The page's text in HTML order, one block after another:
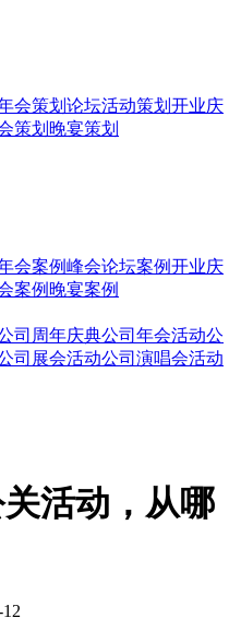
会策划 论坛活动策划 开业庆
策划 晚宴策划
会案例峰会论坛案例开业庆
案例 晚宴案例
司 周年庆典公司 年会活动公
司 展会活动公司 演唱会活动
活动，从哪